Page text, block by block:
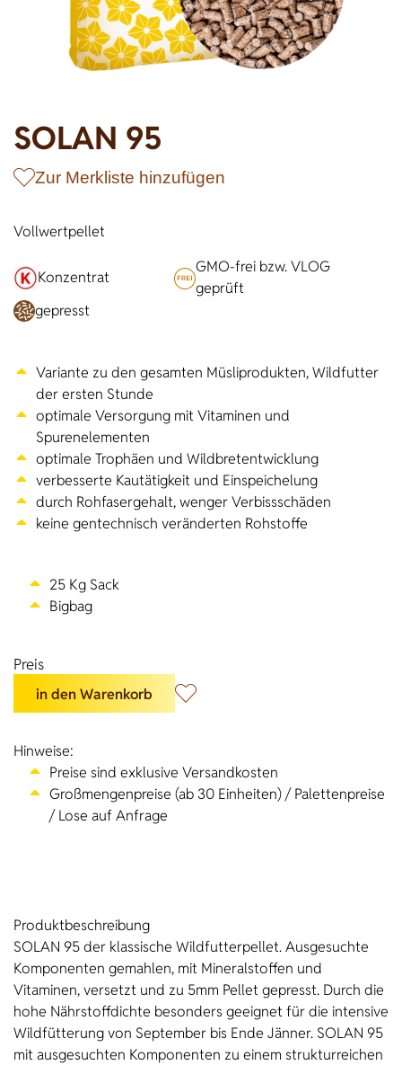
Einstreu
Enten & Gänse
Puten
Rassegeflügel
Ziegen
Katzen
Kaninchen
SOLAN-VET
Rohstoffe & Einzelfuttermittel
Stall & Co
Stallbedarf
Werbeartikel
SOLAN 95
Zur Merkliste hinzufügen
Vollwertpellet
Konzentrat
GMO-frei bzw. VLOG
geprüft
gepresst
Variante zu den gesamten Müsliprodukten, Wildfutter
der ersten Stunde
optimale Versorgung mit Vitaminen und
Spurenelementen
optimale Trophäen und Wildbretentwicklung
verbesserte Kautätigkeit und Einspeichelung
durch Rohfasergehalt, wenger Verbissschäden
keine gentechnisch veränderten Rohstoffe
25 Kg Sack
Bigbag
Preis
in den Warenkorb
Hinweise:
Preise sind exklusive Versandkosten
Großmengenpreise (ab 30 Einheiten) / Palettenpreise
/ Lose auf Anfrage
Produkt­beschreibung
SOLAN 95 der klassische Wildfutterpellet. Ausgesuchte
Komponenten gemahlen, mit Mineralstoffen und
Vitaminen, versetzt und zu 5mm Pellet gepresst. Durch die
hohe Nährstoffdichte besonders geeignet für die intensive
Wildfütterung von September bis Ende Jänner. SOLAN 95
mit ausgesuchten Komponenten zu einem strukturreichen